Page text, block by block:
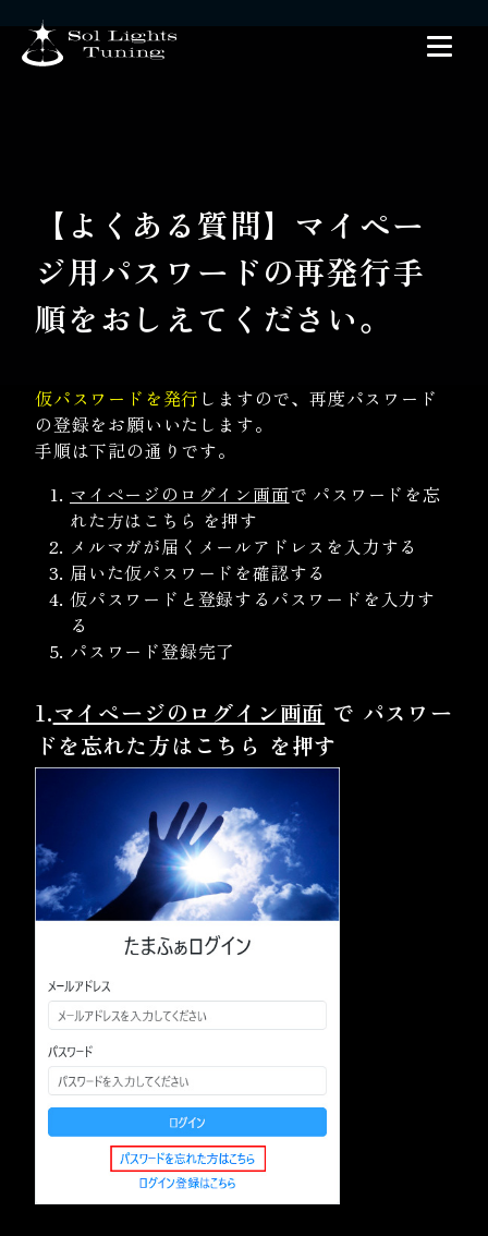
【よくある質問】マイペー
ジ用パスワードの再発行手
順をおしえてください。
仮パスワードを発行 しますので、再度パスワード
の登録をお願いいたします。
手順は下記の通りです。
マイページのログイン画面で パスワードを忘
れた方はこちら を押す
メルマガが届くメールアドレスを入力する
届いた仮パスワードを確認する
仮パスワードと登録するパスワードを入力す
る
パスワード登録完了
1.マイページのログイン画面 で パスワー
ドを忘れた方はこちら を押す